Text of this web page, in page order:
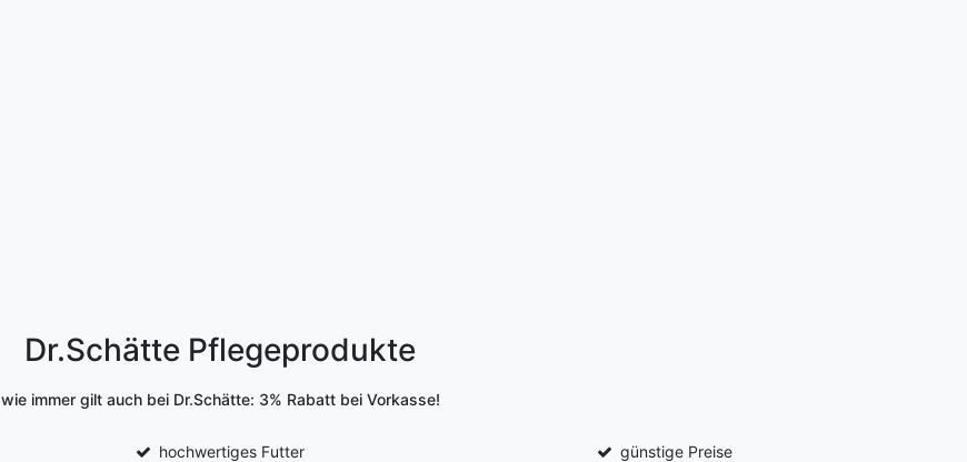
Dr.Schätte Pflegeprodukte
wie immer gilt auch bei Dr.Schätte: 3% Rabatt bei Vorkasse!
hochwertiges Futter günstige Preise